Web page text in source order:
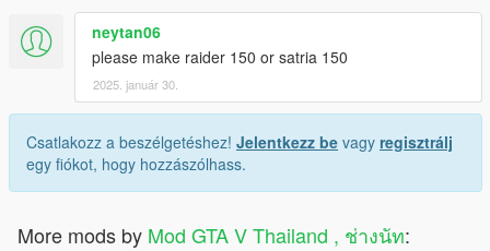
neytan06
please make raider 150 or satria 150
2025. január 30.
Csatlakozz a beszélgetéshez! Jelentkezz be vagy regisztrálj
egy fiókot, hogy hozzászólhass.
More mods by Mod GTA V Thailand , ช่างนัท: